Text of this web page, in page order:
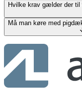
Hvilke krav gælder der
Må man køre med